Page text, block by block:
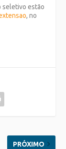
seletivo estão
, no
PRÓXIMO